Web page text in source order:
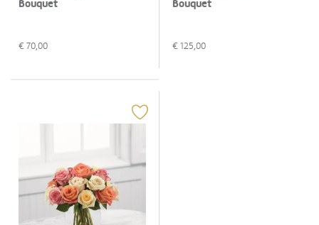
Bouquet
€ 70,00
Bouquet
€ 125,00